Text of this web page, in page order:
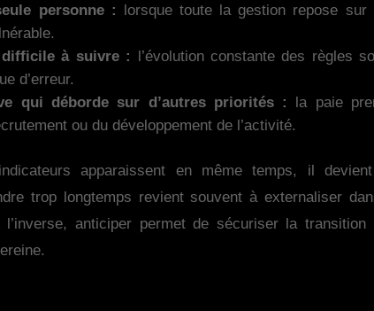
personne : lorsque toute la gestion repose sur
difficile à suivre : l’évolution constante des règles
d’erreur.
qui déborde sur d’autres priorités :
la paie
ou du développement de l’activité.
apparaissent en même temps, il
trop longtemps revient souvent à externaliser
anticiper permet de sécuriser la transition